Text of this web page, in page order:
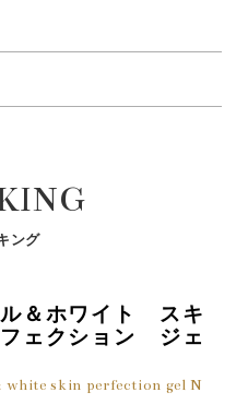
ふっくらとハリ感のある唇に
にしっとりとなじみ、うる
、肌のうるおいを保ちま
くらとハリ感のある唇に導
、「6種類のボタニカルオイ
) ※2:パルミチン酸レチノール(整肌成
トコフェロール(保湿成分) ※5:アボ
ドウ種子油、マカデミアナッツ油、ロ
うになじませてください。
テアリン酸水添ヒマシ油、ダ
マシ油、ミツロウ、（エチレ
ー、マカデミア種子油、加水
、トコフェロール、パルミチ
ミチン酸レチノール、ヒアル
リ種子ロウ、ブドウ種子油、
（フィトステリル／オクチル
実油、ローヤルゼリーエキ
ング
ル＆ホワイト スキ
ェクション ジェ
white skin perfection gel N